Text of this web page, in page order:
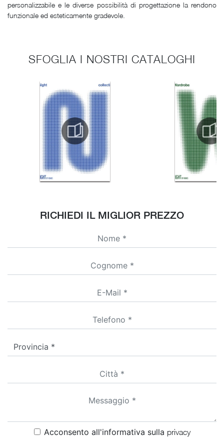
personalizzabile e le diverse possibilità di progettazione la rendono
funzionale ed esteticamente gradevole.
SFOGLIA I NOSTRI CATALOGHI
RICHIEDI IL MIGLIOR PREZZO
Acconsento all'informativa sulla privacy